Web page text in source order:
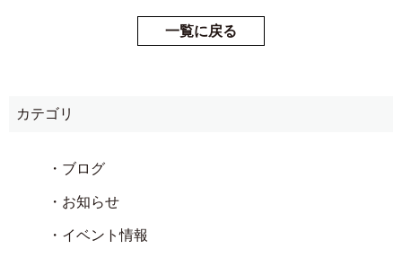
一覧に戻る
カテゴリ
・ブログ
・お知らせ
・イベント情報